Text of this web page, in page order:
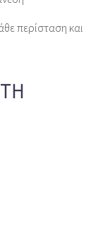
περίσταση και